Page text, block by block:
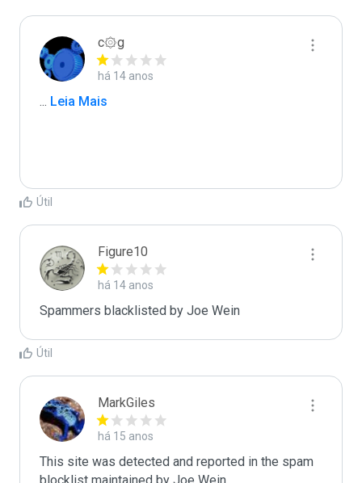
c۞g
há 14 anos
... Leia Mais
Útil
Figure10
há 14 anos
Spammers blacklisted by Joe Wein
Útil
MarkGiles
há 15 anos
This site was detected and reported in the spam